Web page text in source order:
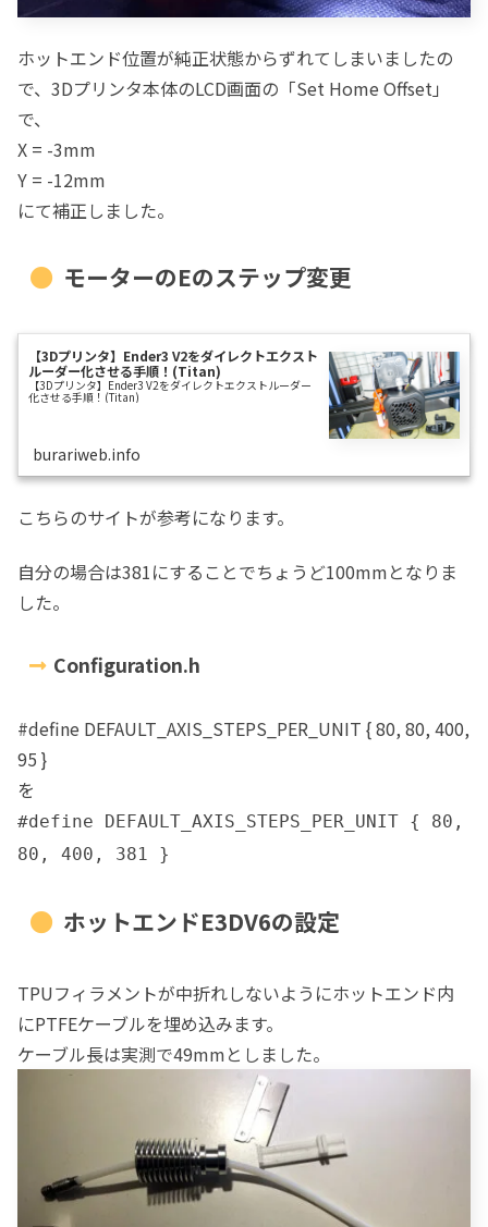
ホットエンド位置が純正状態からずれてしまいましたの
で、3Dプリンタ本体のLCD画面の「Set Home Offset」
で、
X = -3mm
Y = -12mm
にて補正しました。
モーターのEのステップ変更
【3Dプリンタ】Ender3 V2をダイレクトエクスト
ルーダー化させる手順！(Titan)
【3Dプリンタ】Ender3 V2をダイレクトエクストルーダー
化させる手順！(Titan)
burariweb.info
こちらのサイトが参考になります。
自分の場合は381にすることでちょうど100mmとなりま
した。
Configuration.h
#define DEFAULT_AXIS_STEPS_PER_UNIT { 80, 80, 400,
95 }
を
#define DEFAULT_AXIS_STEPS_PER_UNIT { 80,
80, 400, 381 }
ホットエンドE3DV6の設定
TPUフィラメントが中折れしないようにホットエンド内
にPTFEケーブルを埋め込みます。
ケーブル長は実測で49mmとしました。